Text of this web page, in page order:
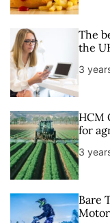
The
the
3
HCM
for
3
Bare